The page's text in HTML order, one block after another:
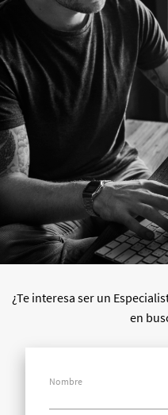
¿Te interesa ser un
en
Nombre